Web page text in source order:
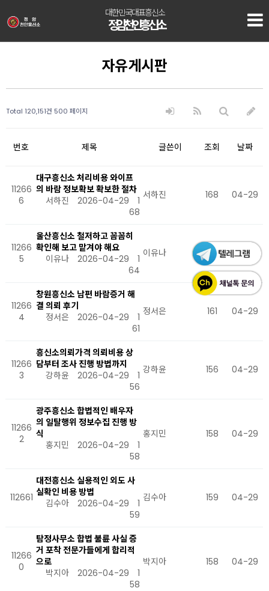
대한민국대표흥신소
정암 천안흥신소
자유게시판
Total 120,151건 500 페이지
번호 제목 글쓴이 조회 날짜
11266
6
대구흥신소 처리비용 와이프
의 바람 정보확보 확보한 절차
서하진
2026-04-29
1
68
서하진 168 04-29
11266
5
울산흥신소 철저하고 꼼꼼히
확인해 보고 맡겨야 해요
이유나
2026-04-29
1
64
이유나 164 04-29
11266
4
창원흥신소 남편 바람증거 해
결 의뢰 후기
정서은
2026-04-29
1
61
정서은 161 04-29
11266
3
흥신소의뢰가격 의뢰비용 상
담부터 조사 진행 방법까지
강하윤
2026-04-29
1
56
강하윤 156 04-29
11266
2
광주흥신소 합법적인 배우자
의 일탈행위 정보수집 진행 방
식
홍지민
2026-04-29
1
58
홍지민 158 04-29
112661
대전흥신소 실용적인 외도 사
실확인 비용 방법
김수아
2026-04-29
1
59
김수아 159 04-29
11266
0
탐정사무소 합법 불륜 사실 증
거 포착 전문가들에게 합리적
으로
박지아
2026-04-29
1
58
박지아 158 04-29